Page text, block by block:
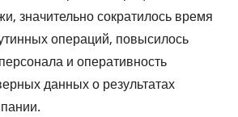
значительно сократилось время
операций, повысилось
и оперативность
данных о результатах